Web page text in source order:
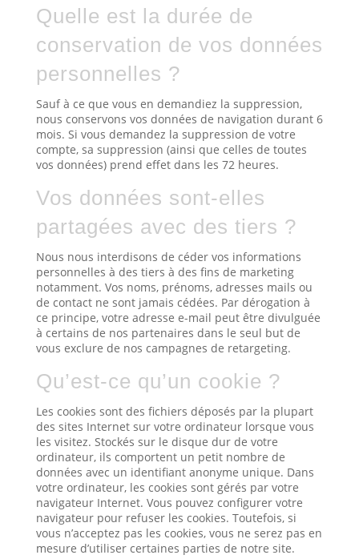
Quelle est la durée de
conservation de vos données
personnelles ?
Sauf à ce que vous en demandiez la suppression,
nous conservons vos données de navigation durant 6
mois. Si vous demandez la suppression de votre
compte, sa suppression (ainsi que celles de toutes
vos données) prend effet dans les 72 heures.
Vos données sont-elles
partagées avec des tiers ?
Nous nous interdisons de céder vos informations
personnelles à des tiers à des fins de marketing
notamment. Vos noms, prénoms, adresses mails ou
de contact ne sont jamais cédées. Par dérogation à
ce principe, votre adresse e-mail peut être divulguée
à certains de nos partenaires dans le seul but de
vous exclure de nos campagnes de retargeting.
Qu’est-ce qu’un cookie ?
Les cookies sont des fichiers déposés par la plupart
des sites Internet sur votre ordinateur lorsque vous
les visitez. Stockés sur le disque dur de votre
ordinateur, ils comportent un petit nombre de
données avec un identifiant anonyme unique. Dans
votre ordinateur, les cookies sont gérés par votre
navigateur Internet. Vous pouvez configurer votre
navigateur pour refuser les cookies. Toutefois, si
vous n’acceptez pas les cookies, vous ne serez pas en
mesure d’utiliser certaines parties de notre site.